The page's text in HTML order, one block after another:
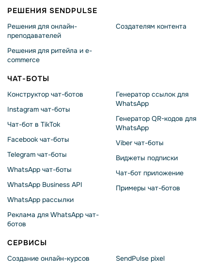
РЕШЕНИЯ SENDPULSE
Решения для онлайн-
преподавателей
Решения для ритейла и e-
commerce
Создателям контента
ЧАТ-БОТЫ
Конструктор чат-ботов
Instagram чат-боты
Чат-бот в TikTok
Facebook чат-боты
Telegram чат-боты
WhatsApp чат-боты
WhatsApp Business API
WhatsApp рассылки
Реклама для WhatsApp чат-
ботов
Генератор ссылок для
WhatsApp
Генератор QR-кодов для
WhatsApp
Viber чат-боты
Виджеты подписки
Чат-бот приложение
Примеры чат-ботов
СЕРВИСЫ
Создание онлайн-курсов
SendPulse pixel